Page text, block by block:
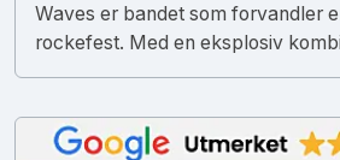
Waves er bandet som forvandler
rockefest. Med en eksplosiv